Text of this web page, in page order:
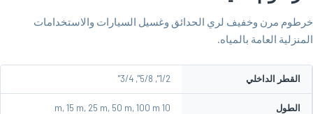
خرطوم مرن وخفيف لري الحدائق وغسيل السيارات والاستخدامات
المنزلية العامة بالمياه.
القطر الداخلي 1/2", 5/8", 3/4"
الطول 10 m, 15 m, 25 m, 50 m, 100 m